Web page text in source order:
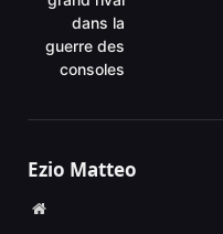
dans la
guerre des
consoles
Ezio Matteo
Website